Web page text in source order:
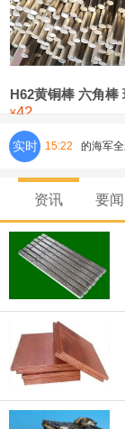
铸造铝合金锭
压铸锌合金锭
氯化镍
H62黄铜棒 六角棒
¥42
实时 15:22 芝加哥
INC）
业务拓
周四，
全球科
芯片设
股价下
资讯 要闻